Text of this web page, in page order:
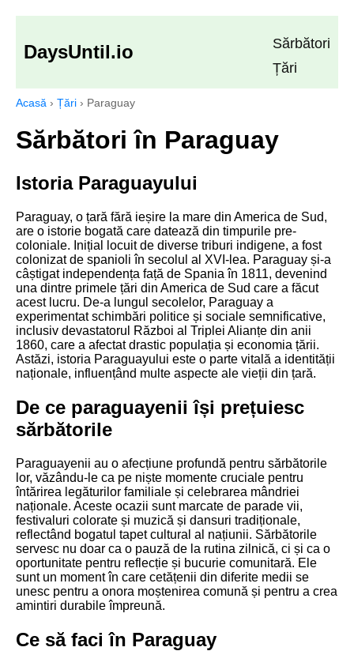
DaysUntil.io
Sărbători
Țări
Acasă › Țări › Paraguay
Sărbători în Paraguay
Istoria Paraguayului
Paraguay, o țară fără ieșire la mare din America de Sud,
are o istorie bogată care datează din timpurile pre-
coloniale. Inițial locuit de diverse triburi indigene, a fost
colonizat de spanioli în secolul al XVI-lea. Paraguay și-a
câștigat independența față de Spania în 1811, devenind
una dintre primele țări din America de Sud care a făcut
acest lucru. De-a lungul secolelor, Paraguay a
experimentat schimbări politice și sociale semnificative,
inclusiv devastatorul Război al Triplei Alianțe din anii
1860, care a afectat drastic populația și economia țării.
Astăzi, istoria Paraguayului este o parte vitală a identității
naționale, influențând multe aspecte ale vieții din țară.
De ce paraguayenii își prețuiesc
sărbătorile
Paraguayenii au o afecțiune profundă pentru sărbătorile
lor, văzându-le ca pe niște momente cruciale pentru
întărirea legăturilor familiale și celebrarea mândriei
naționale. Aceste ocazii sunt marcate de parade vii,
festivaluri colorate și muzică și dansuri tradiționale,
reflectând bogatul tapet cultural al națiunii. Sărbătorile
servesc nu doar ca o pauză de la rutina zilnică, ci și ca o
oportunitate pentru reflecție și bucurie comunitară. Ele
sunt un moment în care cetățenii din diferite medii se
unesc pentru a onora moștenirea comună și pentru a crea
amintiri durabile împreună.
Ce să faci în Paraguay